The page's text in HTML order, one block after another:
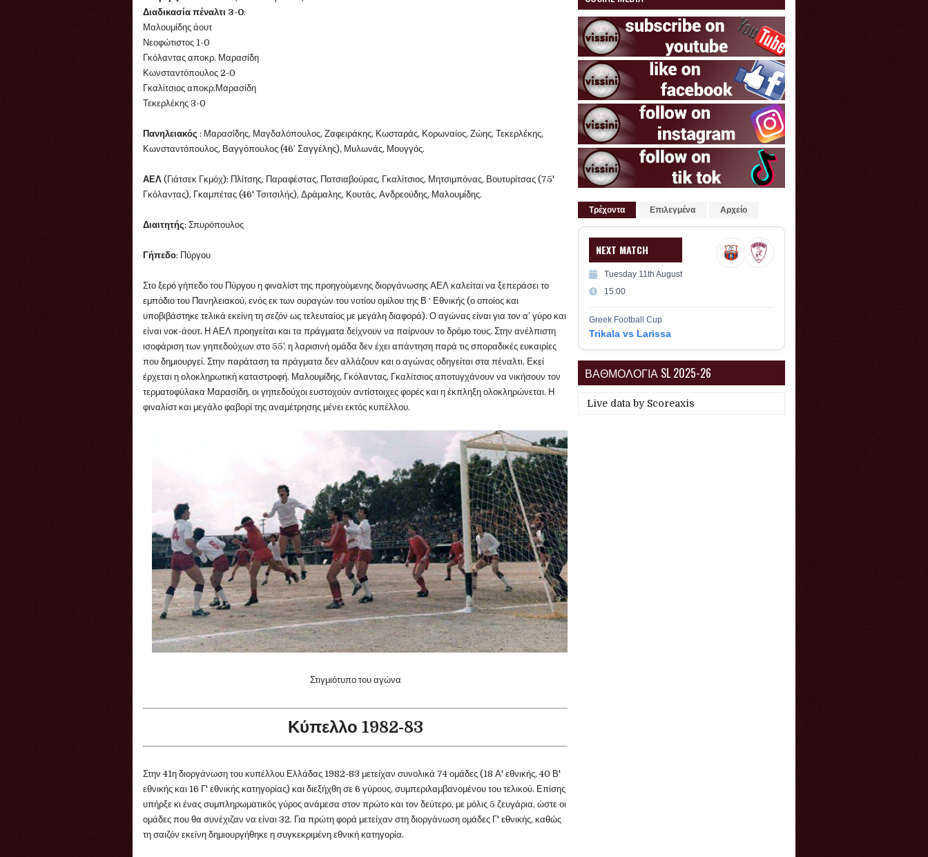
Διαδικασία πέναλτι 3-0:
Μαλουμίδης άουτ
Νεοφώτιστος 1-0
Γκόλαντας αποκρ. Μαρασίδη
Κωνσταντόπουλος 2-0
Γκαλίτσιος αποκρ.Μαρασίδη
Τεκερλέκης 3-0
Πανηλειακός : Μαρασίδης, Μαγδαλόπουλος, Ζαφειράκης, Κωσταράς, Κορωναίος, Ζώης, Τεκερλέκης,
Κωνσταντόπουλος, Βαγγόπουλος (46’ Σαγγέλης), Μυλωνάς, Μουγγός.
ΑΕΛ (Γιάτσεκ Γκμόχ): Πλίτσης, Παραφέστας, Πατσιαβούρας, Γκαλίτσιος, Μητσιμπόνας, Βουτυρίτσας (75'
Γκόλαντας), Γκαμπέτας (46' Τσιτσιλής), Δράμαλης, Κουτάς, Ανδρεούδης, Μαλουμίδης.
Διαιτητής: Σπυρόπουλος
Γήπεδο: Πύργου
Στο ξερό γήπεδο του Πύργου η φιναλίστ της προηγούμενης διοργάνωσης ΑΕΛ καλείται να ξεπεράσει το
εμπόδιο του Πανηλειακού, ενός εκ των ουραγών του νοτίου ομίλου της Β ‘ Εθνικής (ο οποίος και
υποβιβάστηκε τελικά εκείνη τη σεζόν ως τελευταίος με μεγάλη διαφορά). Ο αγώνας είναι για τον α’ γύρο και
είναι νοκ-άουτ. Η ΑΕΛ προηγείται και τα πράγματα δείχνουν να παίρνουν το δρόμο τους. Στην ανέλπιστη
ισοφάριση των γηπεδούχων στο 55’, η λαρισινή ομάδα δεν έχει απάντηση παρά τις σποραδικές ευκαιρίες
που δημιουργεί. Στην παράταση τα πράγματα δεν αλλάζουν και ο αγώνας οδηγείται στα πέναλτι. Εκεί
έρχεται η ολοκληρωτική καταστροφή. Μαλουμίδης, Γκόλαντας, Γκαλίτσιος αποτυγχάνουν να νικήσουν τον
τερματοφύλακα Μαρασίδη, οι γηπεδούχοι ευστοχούν αντίστοιχες φορές και η έκπληξη ολοκληρώνεται. Η
φιναλίστ και μεγάλο φαβορί της αναμέτρησης μένει εκτός κυπέλλου.
Στιγμιότυπο του αγώνα
Κύπελλο 1982-83
Στην 41η διοργάνωση του κυπέλλου Ελλάδας 1982-83 μετείχαν συνολικά 74 ομάδες (18 Α' εθνικής, 40 Β'
εθνικής και 16 Γ' εθνικής κατηγορίας) και διεξήχθη σε 6 γύρους, συμπεριλαμβανομένου του τελικού. Επίσης
υπήρξε κι ένας συμπληρωματικός γύρος ανάμεσα στον πρώτο και τον δεύτερο, με μόλις 5 ζευγάρια, ώστε οι
ομάδες που θα συνέχιζαν να είναι 32. Για πρώτη φορά μετείχαν στη διοργάνωση ομάδες Γ' εθνικής, καθώς
τη σαιζόν εκείνη δημιουργήθηκε η συγκεκριμένη εθνική κατηγορία.
Τρέχοντα Επιλεγμένα Αρχείο
NEXT MATCH
Tuesday 11th August
15:00
Greek Football Cup
Trikala vs Larissa
ΒΑΘΜΟΛΟΓΙΑ SL 2025-26
Live data by Scoreaxis